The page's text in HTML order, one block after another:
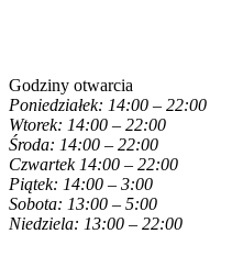
Godziny otwarcia
Poniedziałek: 14:00 – 22:00
Wtorek: 14:00 – 22:00
Środa: 14:00 – 22:00
Czwartek 14:00 – 22:00
Piątek: 14:00 – 3:00
Sobota: 13:00 – 5:00
Niedziela: 13:00 – 22:00